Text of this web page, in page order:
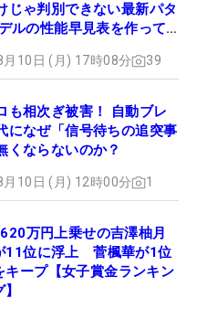
じゃ判別できない最新パタ
ルの性能早見表を作って
月10日 (月) 17時08分 39
も相次ぎ被害！ 自動ブレ
になぜ「信号待ちの追突事
くならないのか？
月10日 (月) 12時00分 1
万円上乗せの吉澤柚月
11位に浮上 菅楓華が1位
キープ【女子賞金ランキン